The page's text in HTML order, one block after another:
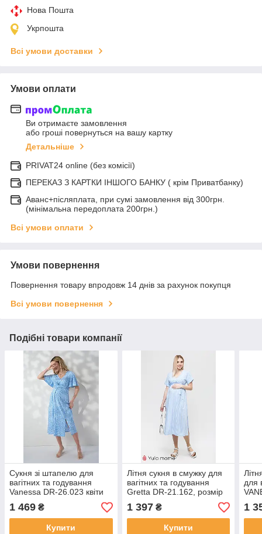
Нова Пошта
Укрпошта
Всі умови доставки
Умови оплати
Ви отримаєте замовлення
або гроші повернуться на вашу картку
Детальніше
PRIVAT24 online (без комісії)
ПЕРЕКАЗ З КАРТКИ ІНШОГО БАНКУ ( крім Приватбанку)
Аванс+післяплата, при сумі замовлення від 300грн.
(мінімальна передоплата 200грн.)
Всі умови оплати
Умови повернення
Повернення товару впродовж 14 днів за рахунок покупця
Всі умови повернення
Подібні товари компанії
Сукня зі штапелю для
вагітних та годування
Vanessa DR-26.023 квіти
на блакитному тлі
1 469 ₴
Купити
Літня сукня в смужку для
вагітних та годування
Gretta DR-21.162, розмір
44
1 397₴
Купити
для
1